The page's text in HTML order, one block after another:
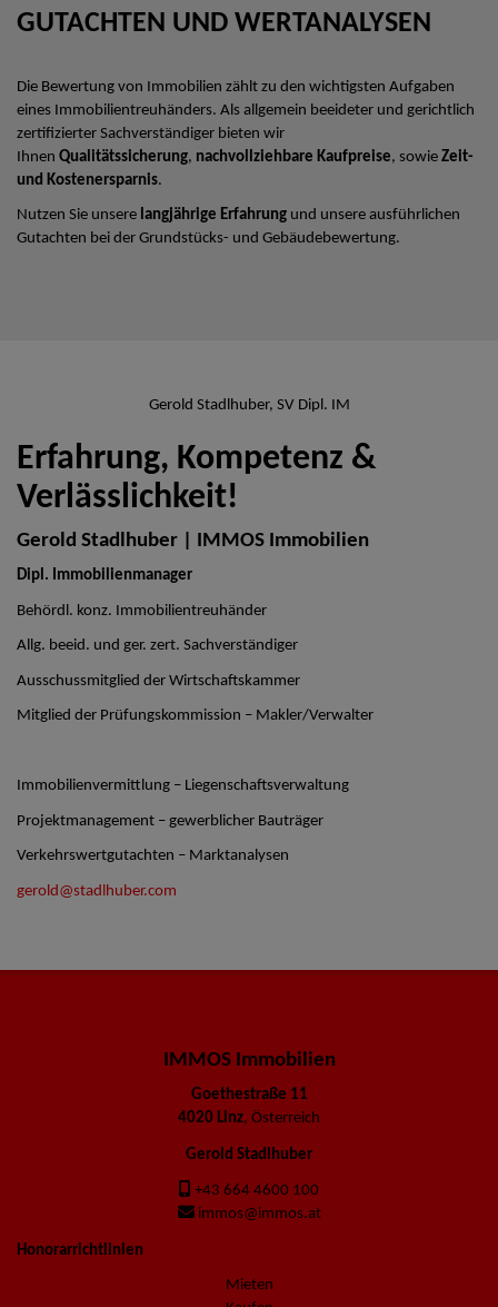
GUTACHTEN UND WERTANALYSEN
Die Bewertung von Immobilien zählt zu den wichtigsten Aufgaben
eines Immobilientreuhänders. Als allgemein beeideter und gerichtlich
zertifizierter Sachverständiger bieten wir
Ihnen Qualitätssicherung, nachvollziehbare Kaufpreise, sowie Zeit-
und Kostenersparnis.
Nutzen Sie unsere langjährige Erfahrung und unsere ausführlichen
Gutachten bei der Grundstücks- und Gebäudebewertung.
Gerold Stadlhuber, SV Dipl. IM
Erfahrung, Kompetenz &
Verlässlichkeit!
Gerold Stadlhuber | IMMOS Immobilien
Dipl. Immobilienmanager
Behördl. konz. Immobilientreuhänder
Allg. beeid. und ger. zert. Sachverständiger
Ausschussmitglied der Wirtschaftskammer
Mitglied der Prüfungskommission – Makler/Verwalter
Immobilienvermittlung – Liegenschaftsverwaltung
Projektmanagement – gewerblicher Bauträger
Verkehrswertgutachten – Marktanalysen
gerold@stadlhuber.com
IMMOS Immobilien
Goethestraße 11
4020 Linz, Österreich
Gerold Stadlhuber
+43 664 4600 100
immos@immos.at
Honorarrichtlinien
Mieten